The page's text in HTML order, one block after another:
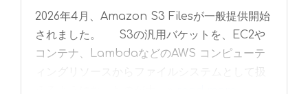
2026年4月、Amazon S3 Filesが一般提供開始
されました。 S3の汎用バケットを、EC2や
コンテナ、LambdaなどのAWS コンピューテ
ィングリソースからファイルシステムとして扱